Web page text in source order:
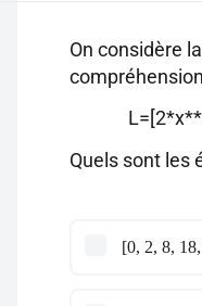
On considère
Quels sont les
[0, 2, 8,